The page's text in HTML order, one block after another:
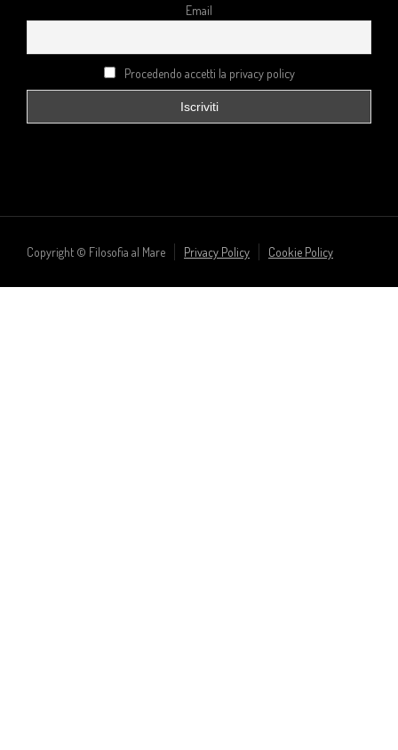
Email
Procedendo accetti la privacy policy
Copyright © Filosofia al Mare Privacy Policy Cookie Policy